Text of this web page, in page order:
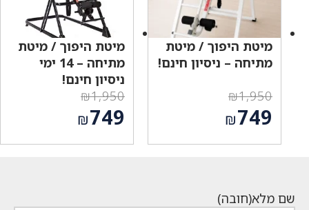
מיטת היפוך / מיטת
מתיחה – ניסיון חינם!
₪1,950
המחיר
המקורי
היה:
₪749
מיטת היפוך / מיטת
מתיחה – 14 ימי
ניסיון חינם!
₪1,950
המחיר
המקורי
היה:
₪749
שם מלא(חובה)